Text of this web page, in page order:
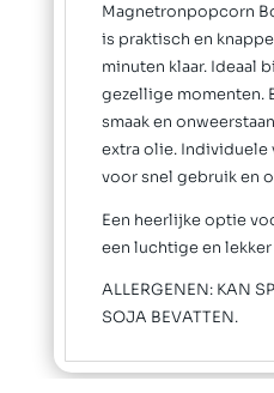
Magnetronpopcorn
is praktisch en
minuten klaar. Ideaal
gezellige momenten.
smaak en
extra olie. Individuele
voor snel gebruik en
Een heerlijke optie
een luchtige en
ALLERGENEN: KAN
SOJA BEVATTEN.